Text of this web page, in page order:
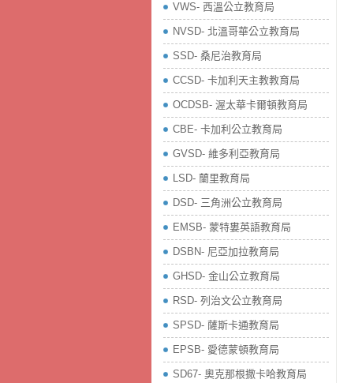
VWS- 西溫公立教育局
NVSD- 北溫哥華公立教育局
SSD- 桑尼治教育局
CCSD- 卡加利天主教教育局
OCDSB- 渥太華卡爾頓教育局
CBE- 卡加利公立教育局
GVSD- 維多利亞教育局
LSD- 蘭里教育局
DSD- 三角洲公立教育局
EMSB- 蒙特婁英語教育局
DSBN- 尼亞加拉教育局
GHSD- 金山公立教育局
RSD- 列治文公立教育局
SPSD- 薩斯卡通教育局
EPSB- 愛德蒙頓教育局
SD67- 奧克那根撒卡哈教育局